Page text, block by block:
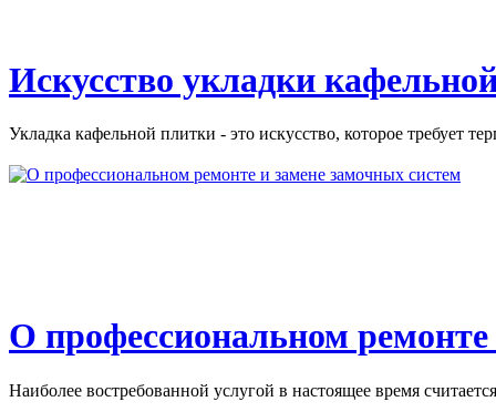
Искусство укладки
Укладка кафельной плитки - это искусство, которое требует
О профессиональном
Наиболее востребованной услугой в настоящее время